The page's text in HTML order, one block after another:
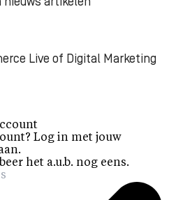
Live of Digital Marketing
Log in met jouw
het a.u.b. nog eens.